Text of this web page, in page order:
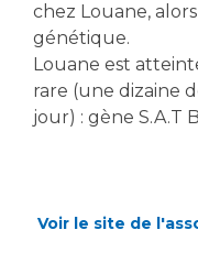
chez Louane,
génétique.
Louane est
rare (une dizaine
jour) : gène S.A.T
Voir le site de